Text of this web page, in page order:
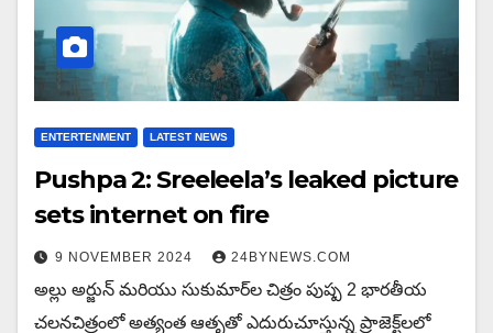
ENTERTENMENT LATEST NEWS
Pushpa 2: Sreeleela’s leaked picture
sets internet on fire
9 NOVEMBER 2024 24BYNEWS.COM
అల్లు అర్జున్ మరియు సుకుమార్‌ల చిత్రం పుష్ప 2 భారతీయ
చలనచిత్రంలో అత్యంత ఆతృతో ఎదురుచూస్తున్న ప్రాజెక్ట్‌లలో